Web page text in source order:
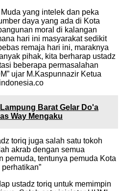
yang intelek dan peka
daya yang ada di Kota
moral di kalangan
hari ini masyarakat sedikit
remaja hari ini, maraknya
pihak, kita berharap ustadz
beberapa permasalahan
ujar M.Kaspunnazir Ketua
Barat Gelar Do'a
Way Mengaku
toriq juga salah satu tokoh
akrab dengan semua
pemuda, tentunya pemuda Kota
ustadz toriq untuk memimpin